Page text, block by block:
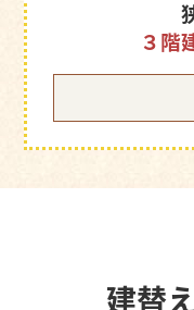
３階
建替